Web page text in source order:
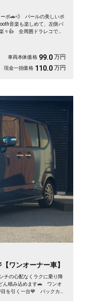
ーボ🚗💨 パールの美しいボ
音楽も楽しめて、左側パ
々👍 全周囲ドラレコで万
添う《1年保証付》😊
車両本体価格 99.0 万円
現金一括価格 110.0 万円
ワンオーナー車】
チの心配なくラクに乗り降
ん積み込めます🚗 ワンオ
目を引く一台💙 バックカメ